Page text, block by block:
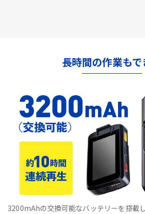
長時間の作業もで
3200mAhの交換可能なバッテリーを搭載